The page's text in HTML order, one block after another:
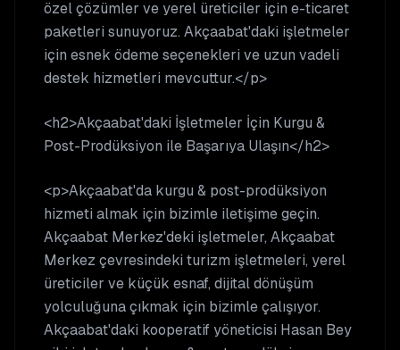
özel çözümler ve yerel üreticiler için e-ticaret
paketleri sunuyoruz. Akçaabat'daki işletmeler
için esnek ödeme seçenekleri ve uzun vadeli
destek hizmetleri mevcuttur.</p>
<h2>Akçaabat'daki İşletmeler İçin Kurgu &
Post-Prodüksiyon ile Başarıya Ulaşın</h2>
<p>Akçaabat'da kurgu & post-prodüksiyon
hizmeti almak için bizimle iletişime geçin.
Akçaabat Merkez'deki işletmeler, Akçaabat
Merkez çevresindeki turizm işletmeleri, yerel
üreticiler ve küçük esnaf, dijital dönüşüm
yolculuğuna çıkmak için bizimle çalışıyor.
Akçaabat'daki kooperatif yöneticisi Hasan Bey